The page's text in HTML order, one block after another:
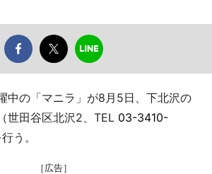
中の「マニラ」が8月5日、下北沢の
世田谷区北沢2、TEL 03-3410-
う。
［広告］